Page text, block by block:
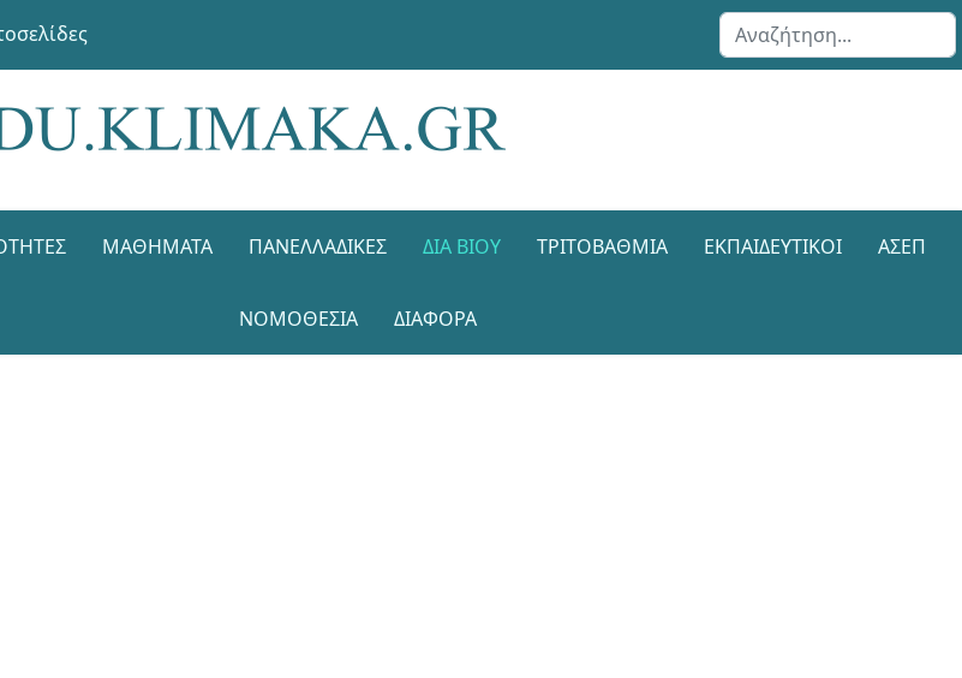
Αναζήτηση...
ΜΑΘΉΜΑΤΑ ΠΑΝΕΛΛΑΔΙΚΈΣ ΔΙΑ ΒΊΟΥ ΤΡΙΤΟΒΆΘΜΙΑ ΕΚΠΑΙΔΕΥΤΙΚΟΊ ΑΣΕΠ
ΝΟΜΟΘΕΣΊΑ ΔΙΑΦΟΡΑ